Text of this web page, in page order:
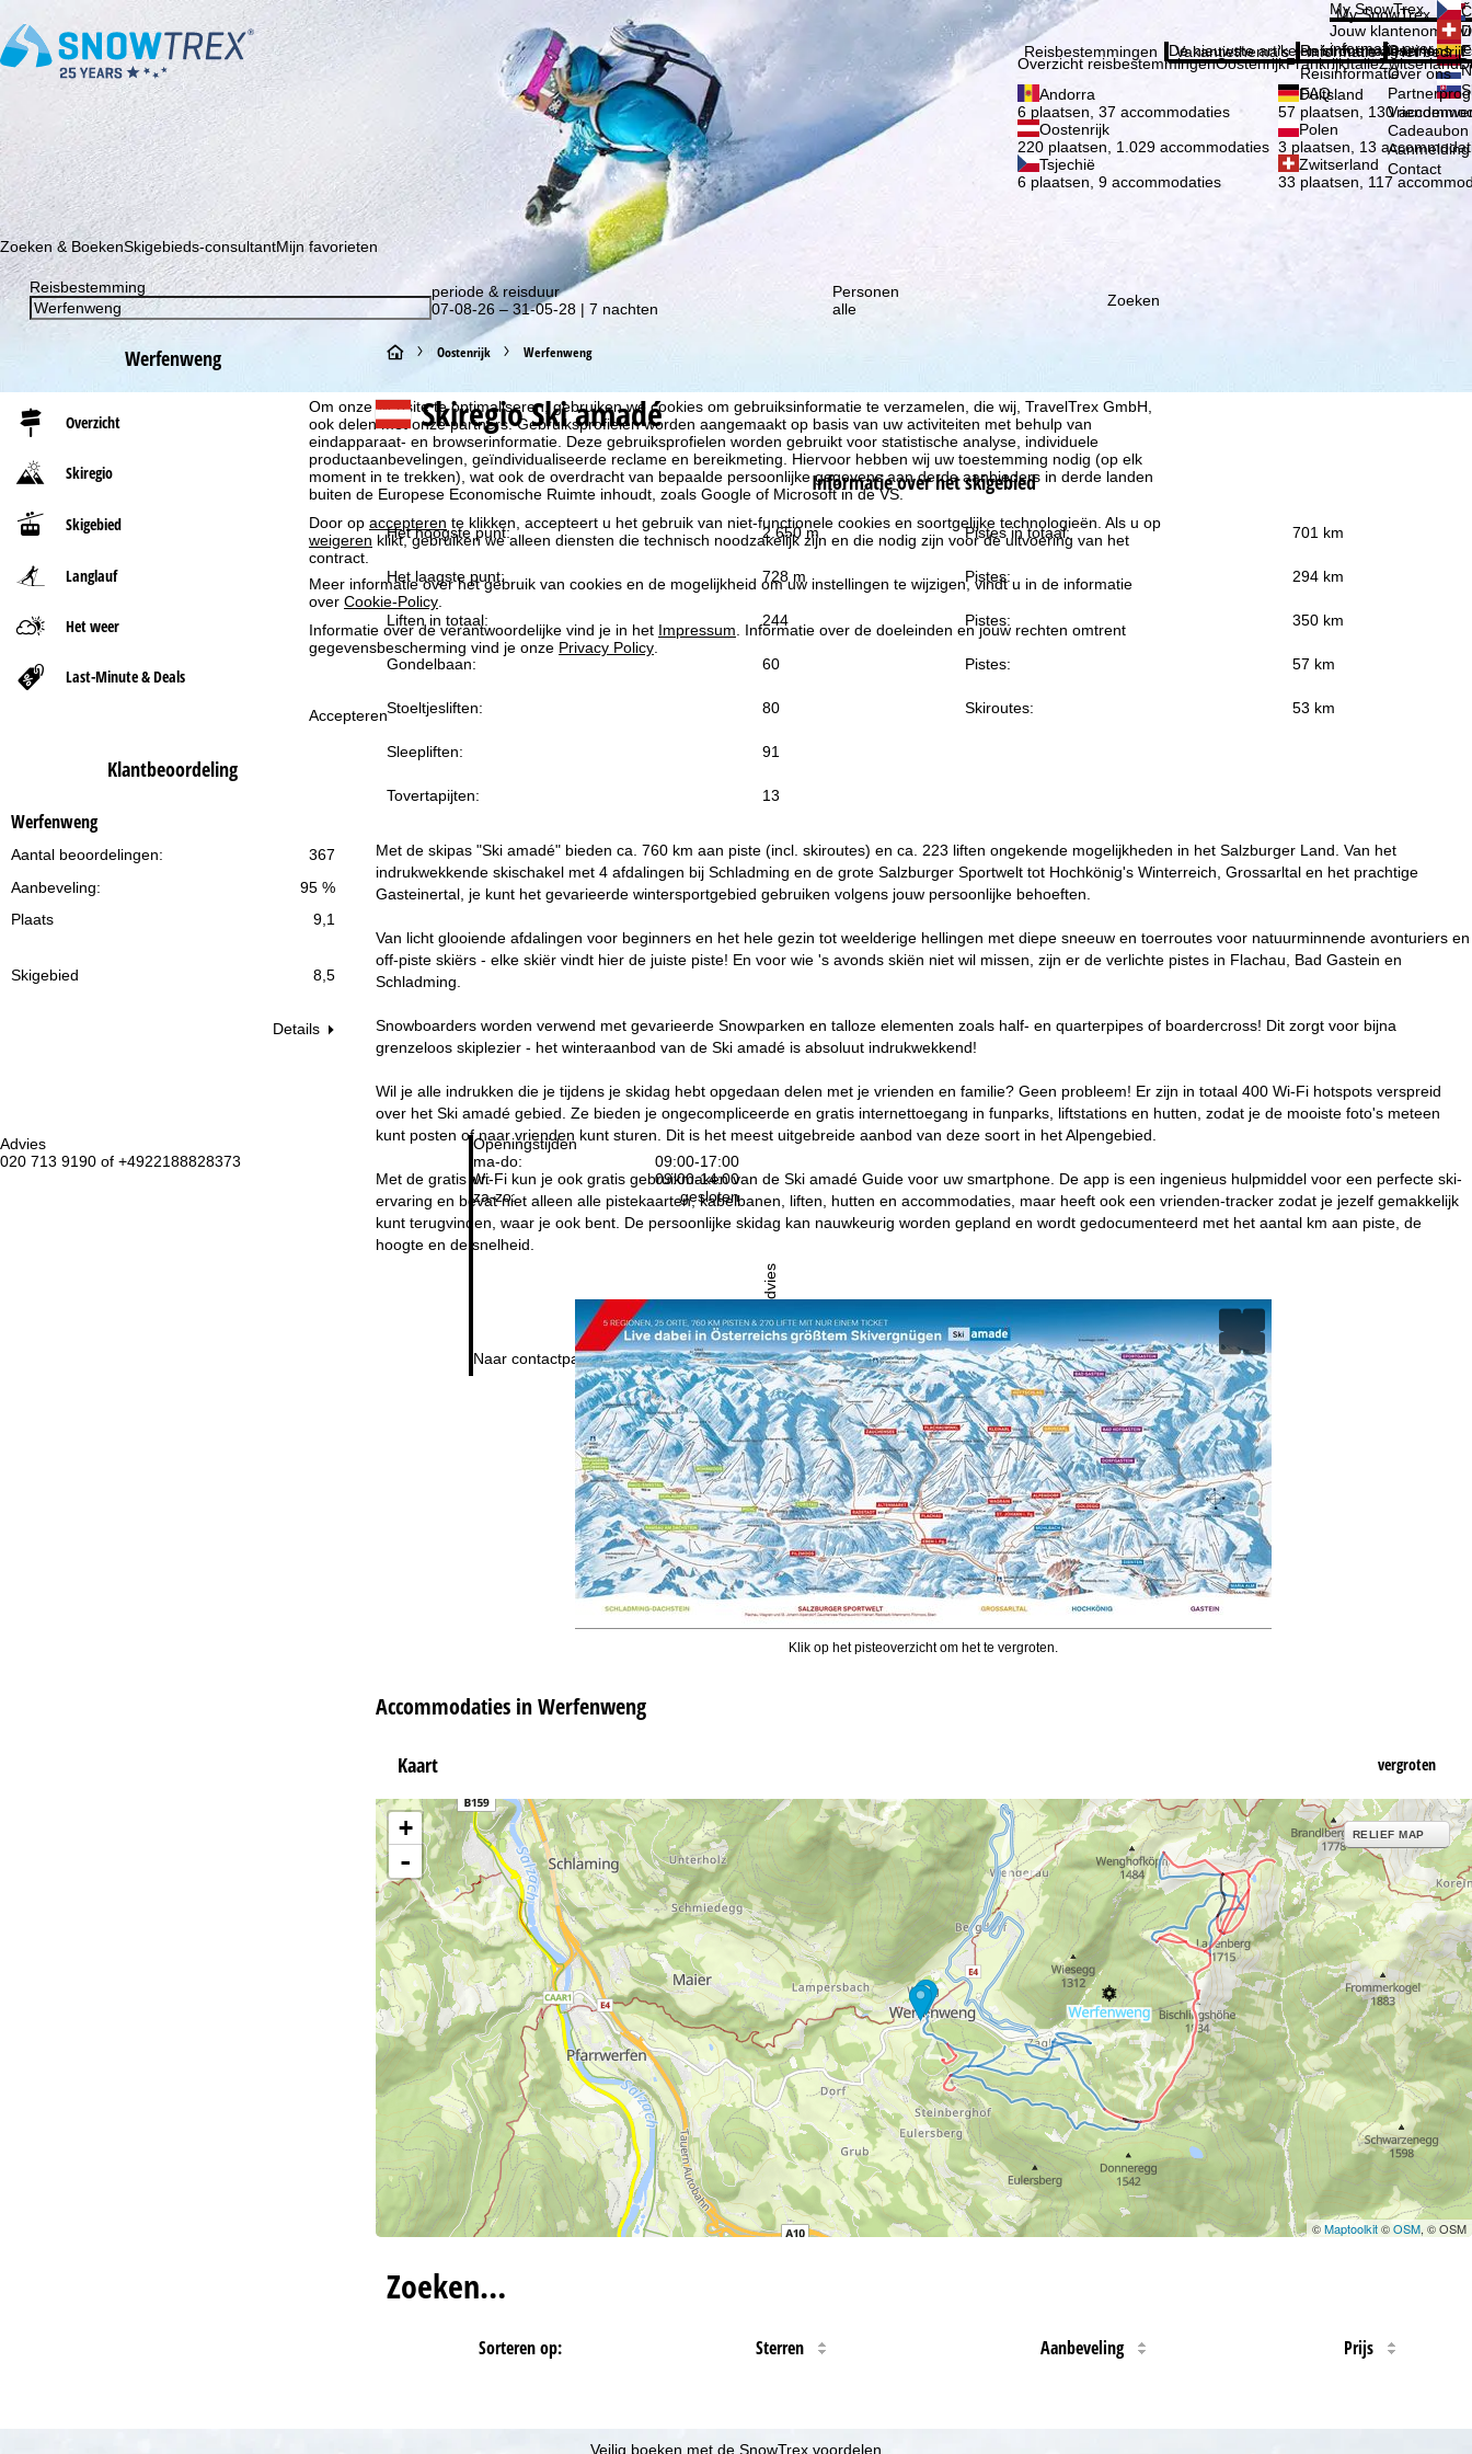
Om onze website te optimaliseren, gebruiken we cookies om gebruiksinformatie te verzamelen, die wij, TravelTrex GmbH,
ook delen met onze partners. Gebruiksprofielen worden aangemaakt op basis van uw activiteiten met behulp van
eindapparaat- en browserinformatie. Deze gebruiksprofielen worden gebruikt voor statistische analyse, individuele
productaanbevelingen, geïndividualiseerde reclame en bereikmeting. Hiervoor hebben wij uw toestemming nodig (op elk
moment in te trekken), wat ook de overdracht van bepaalde persoonlijke gegevens aan derde aanbieders in derde landen
buiten de Europese Economische Ruimte inhoudt, zoals Google of Microsoft in de VS.
Door op accepteren te klikken, accepteert u het gebruik van niet-functionele cookies en soortgelijke technologieën. Als u op
weigeren klikt, gebruiken we alleen diensten die technisch noodzakelijk zijn en die nodig zijn voor de uitvoering van het
contract.
Meer informatie over het gebruik van cookies en de mogelijkheid om uw instellingen te wijzigen, vindt u in de informatie
over Cookie-Policy
Informatie over de verantwoordelijke vind je in het Impressum . Informatie over de doeleinden en jouw rechten omtrent
gegevensbescherming vind je onze Privacy Policy
Accepteren
Advies
020 713 9190 of +4922188828373
Openingstijden
ma-do:
09:00-17:00
vr:
09:00-14:00
za-zo:
gesloten
Naar contactpagina
Advies
Schrijf je in voor onze nieuwsbrief en wees als eerste op de hoogte van onze kortingsacties!
My SnowTrex
My SnowTrex
Jouw
informatie over je
Kies
Reisbestemmingen
Overzicht reisbestemmingenOostenrijkFrankrijkItaliëZwitserland
Andorra
6 plaatsen, 37 accommodaties
Duitsland
57 plaatsen, 130
Oostenrijk
220 plaatsen, 1.029 accommodaties
Polen
3 plaatsen, 13
Tsjechië
6 plaatsen, 9 accommodaties
Zwitserland
33 plaatsen, 117
Vakantiethema's
De nieuwste artikelen in ons magazine
Informatie
Reisinformatie
Reisinformatie
FAQ
Het bedrijf
Over ons
Over ons
Cadeaubon
Contact
Zoeken & BoekenSkigebieds-consultantMijn favorieten
Reisbestemming
periode & reisduur
07-08-26 – 31-05-28 | 7 nachten
Personen
alle
Zoeken
Werfenweng
Overzicht
Skiregio
Skigebied
Langlauf
Het weer
Last-Minute & Deals
Klantbeoordeling
Werfenweng
367
Aantal beoordelingen:
95 %
Aanbeveling:
Plaats
9,1
Skigebied 8,5
Details
S
t
a
r
t
p
a
g
i
n
a
Oostenrijk Werfenweng
Skiregio Ski amadé
Informatie over het skigebied
Het hoogste punt: 2.650 m Pistes in totaal: 701 km
Het laagste punt: 728 m Pistes: 294 km
Liften in totaal: 244 Pistes: 350 km
Gondelbaan: 60 Pistes: 57 km
Stoeltjesliften: 80 Skiroutes: 53 km
Sleepliften: 91
Tovertapijten: 13
Met de skipas "Ski amadé" bieden ca. 760 km aan piste (incl. skiroutes) en ca. 223 liften ongekende mogelijkheden in het Salzburger Land. Van het
indrukwekkende skischakel met 4 afdalingen bij Schladming en de grote Salzburger Sportwelt tot Hochkönig's Winterreich, Grossarltal en het prachtige
Gasteinertal, je kunt het gevarieerde wintersportgebied gebruiken volgens jouw persoonlijke behoeften.
Van licht glooiende afdalingen voor beginners en het hele gezin tot weelderige hellingen met diepe sneeuw en toerroutes voor natuurminnende avonturiers en
off-piste skiërs - elke skiër vindt hier de juiste piste! En voor wie 's avonds skiën niet wil missen, zijn er de verlichte pistes in Flachau, Bad Gastein en
Schladming.
Snowboarders worden verwend met gevarieerde Snowparken en talloze elementen zoals half- en quarterpipes of boardercross! Dit zorgt voor bijna
grenzeloos skiplezier - het winteraanbod van de Ski amadé is absoluut indrukwekkend!
Wil je alle indrukken die je tijdens je skidag hebt opgedaan delen met je vrienden en familie? Geen probleem! Er zijn in totaal 400 Wi-Fi hotspots verspreid
over het Ski amadé gebied. Ze bieden je ongecompliceerde en gratis internettoegang in funparks, liftstations en hutten, zodat je de mooiste foto's meteen
kunt posten of naar vrienden kunt sturen. Dit is het meest uitgebreide aanbod van deze soort in het Alpengebied.
Met de gratis Wi-Fi kun je ook gratis gebruikmaken van de Ski amadé Guide voor uw smartphone. De app is een ingenieus hulpmiddel voor een perfecte ski-
ervaring en bevat niet alleen alle pistekaarten, kabelbanen, liften, hutten en accommodaties, maar heeft ook een vrienden-tracker zodat je jezelf gemakkelijk
kunt terugvinden, waar je ook bent. De persoonlijke skidag kan nauwkeurig worden gepland en wordt gedocumenteerd met het aantal km aan piste, de
hoogte en de snelheid.
Klik op het pisteoverzicht om het te vergroten.
Accommodaties in Werfenweng
Kaart vergroten
+
-
RELIEF MAP
©Maptoolkit©OSM, © OSM
Zoeken…
Sorteren op: Sterren Aanbeveling Prijs
Veilig boeken met de SnowTrex voordelen